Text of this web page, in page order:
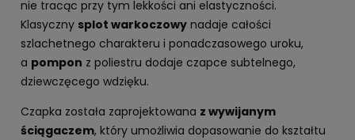
nie tracąc przy tym lekkości ani elastyczności.
Klasyczny splot warkoczowy nadaje całości
szlachetnego charakteru i ponadczasowego uroku,
a pompon z poliestru dodaje czapce subtelnego,
dziewczęcego wdzięku.
Czapka została zaprojektowana z wywijanym
ściągaczem, który umożliwia dopasowanie do kształtu